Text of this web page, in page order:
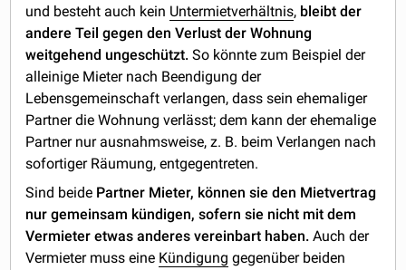
und besteht auch kein Untermietverhältnis, bleibt der
andere Teil gegen den Verlust der Wohnung
weitgehend ungeschützt. So könnte zum Beispiel der
alleinige Mieter nach Beendigung der
Lebensgemeinschaft verlangen, dass sein ehemaliger
Partner die Wohnung verlässt; dem kann der ehemalige
Partner nur ausnahmsweise, z. B. beim Verlangen nach
sofortiger Räumung, entgegentreten.
Sind beide Partner Mieter, können sie den Mietvertrag
nur gemeinsam kündigen, sofern sie nicht mit dem
Vermieter etwas anderes vereinbart haben. Auch der
Vermieter muss eine Kündigung gegenüber beiden